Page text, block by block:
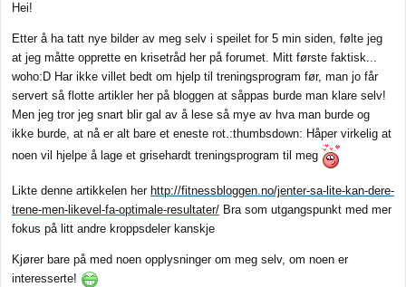
Hei!
Etter å ha tatt nye bilder av meg selv i speilet for 5 min siden, følte jeg
at jeg måtte opprette en krisetråd her på forumet. Mitt første faktisk...
woho:D Har ikke villet bedt om hjelp til treningsprogram før, man jo får
servert så flotte artikler her på bloggen at såppas burde man klare selv!
Men jeg tror jeg snart blir gal av å lese så mye av hva man burde og
ikke burde, at nå er alt bare et eneste rot.:thumbsdown: Håper virkelig at
noen vil hjelpe å lage et grisehardt treningsprogram til meg
Likte denne artikkelen her http://fitnessbloggen.no/jenter-sa-lite-kan-dere-
trene-men-likevel-fa-optimale-resultater/ Bra som utgangspunkt med mer
fokus på litt andre kroppsdeler kanskje
Kjører bare på med noen opplysninger om meg selv, om noen er
interesserte!